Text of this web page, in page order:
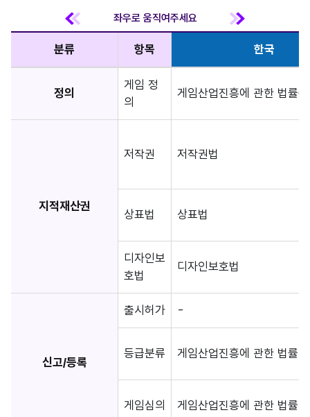
분류 항목 한국
정의
게임 정
의
게임산업진흥에 관한 법률(
지적재산권
저작권 저작권법
상표법 상표법
디자인보
호법
디자인보호법
신고/등록
출시허가 -
등급분류 게임산업진흥에 관한 법률 (
게임심의 게임산업진흥에 관한 법률 (